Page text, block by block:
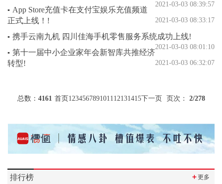
2021-03-03 08:39:57
▪ App Store充值卡在支付宝娱乐充值频道
正式上线！!
2021-03-03 08:33:17
▪ 携手云南九机 四川佳海手机零售服务系统成功上线!
2021-03-03 08:01:10
▪ 第十一届中小企业家年会新智库共推经济
转型!
2021-03-03 06:32:07
总数： 4161 首页123456789101112131415下一页 页次： 2/278
排行榜 ＋更多